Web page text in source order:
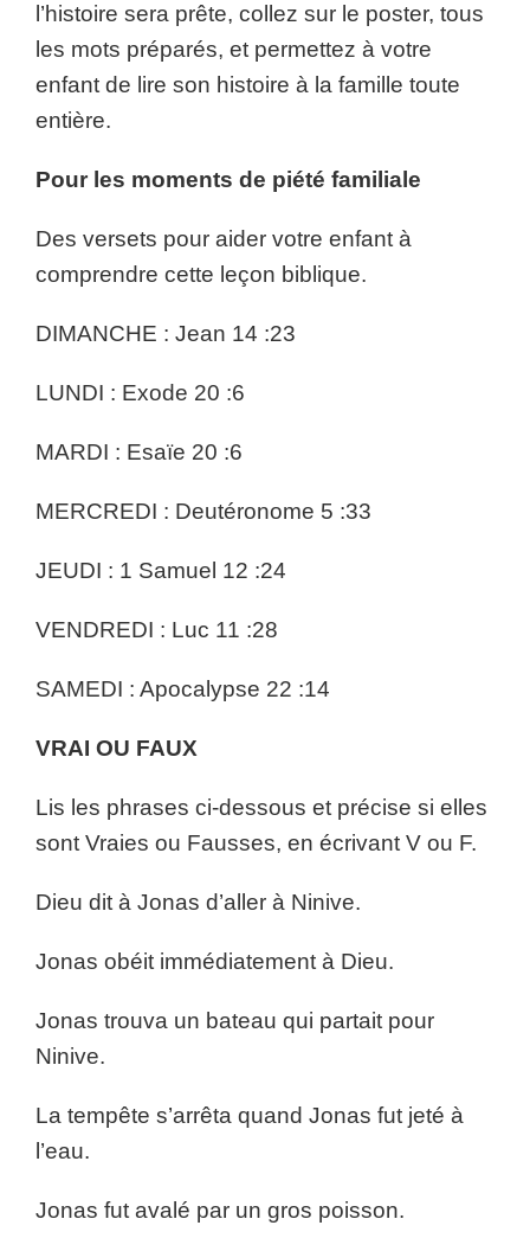
l’histoire sera prête, collez sur le poster, tous
les mots préparés, et permettez à votre
enfant de lire son histoire à la famille toute
entière.
Pour les moments de piété familiale
Des versets pour aider votre enfant à
comprendre cette leçon biblique.
DIMANCHE : Jean 14 :23
LUNDI : Exode 20 :6
MARDI : Esaïe 20 :6
MERCREDI : Deutéronome 5 :33
JEUDI : 1 Samuel 12 :24
VENDREDI : Luc 11 :28
SAMEDI : Apocalypse 22 :14
VRAI OU FAUX
Lis les phrases ci-dessous et précise si elles
sont Vraies ou Fausses, en écrivant V ou F.
Dieu dit à Jonas d’aller à Ninive.
Jonas obéit immédiatement à Dieu.
Jonas trouva un bateau qui partait pour
Ninive.
La tempête s’arrêta quand Jonas fut jeté à
l’eau.
Jonas fut avalé par un gros poisson.